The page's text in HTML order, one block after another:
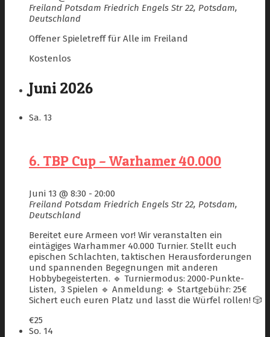
Freiland Potsdam Friedrich Engels Str 22, Potsdam,
Deutschland
Offener Spieletreff für Alle im Freiland
Kostenlos
Juni 2026
Sa. 13
6. TBP Cup – Warhamer 40.000
Juni 13 @ 8:30 - 20:00
Freiland Potsdam Friedrich Engels Str 22, Potsdam,
Deutschland
Bereitet eure Armeen vor! Wir veranstalten ein
eintägiges Warhammer 40.000 Turnier. Stellt euch
epischen Schlachten, taktischen Herausforderungen
und spannenden Begegnungen mit anderen
Hobbybegeisterten. 🔹 Turniermodus: 2000-Punkte-
Listen, 3 Spielen 🔹 Anmeldung: 🔹 Startgebühr: 25€
Sichert euch euren Platz und lasst die Würfel rollen! 🎲
€25
So. 14